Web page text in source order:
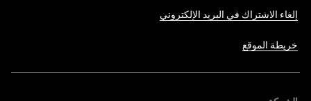
إلغاء الاشتراك في البريد الإلكتروني
خريطة الموقع